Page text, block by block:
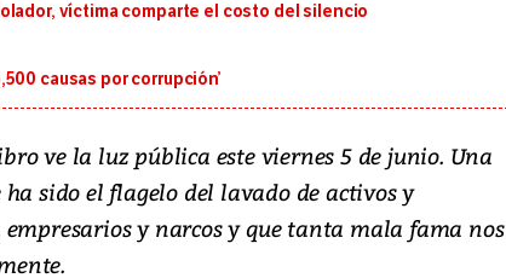
víctima comparte el costo del silencio
causas por corrupción’
ve la luz pública este viernes 5 de junio. Una
sido el flagelo del lavado de activos y
y narcos y que tanta mala fama nos